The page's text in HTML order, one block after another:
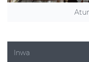
Inwa